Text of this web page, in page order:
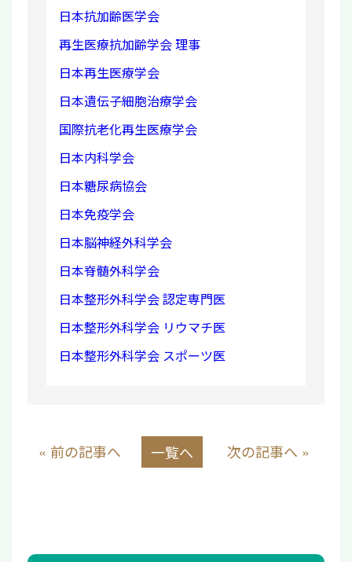
日本抗加齢医学会
再生医療抗加齢学会 理事
日本再生医療学会
日本遺伝子細胞治療学会
国際抗老化再生医療学会
日本内科学会
日本糖尿病協会
日本免疫学会
日本脳神経外科学会
日本脊髄外科学会
日本整形外科学会 認定専門医
日本整形外科学会 リウマチ医
日本整形外科学会 スポーツ医
« 前の記事へ 一覧へ 次の記事へ »